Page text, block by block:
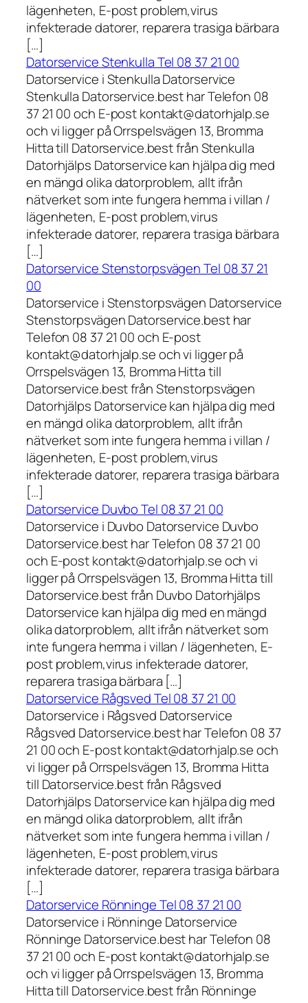
lägenheten, E-post problem,virus
infekterade datorer, reparera trasiga bärbara
[…]
Datorservice Stenkulla Tel 08 37 21 00
Datorservice i Stenkulla Datorservice
Stenkulla Datorservice.best har Telefon 08
37 21 00 och E-post kontakt@datorhjalp.se
och vi ligger på Orrspelsvägen 13, Bromma
Hitta till Datorservice.best från Stenkulla
Datorhjälps Datorservice kan hjälpa dig med
en mängd olika datorproblem, allt ifrån
nätverket som inte fungera hemma i villan /
lägenheten, E-post problem,virus
infekterade datorer, reparera trasiga bärbara
[…]
Datorservice Stenstorpsvägen Tel 08 37 21
00
Datorservice i Stenstorpsvägen Datorservice
Stenstorpsvägen Datorservice.best har
Telefon 08 37 21 00 och E-post
kontakt@datorhjalp.se och vi ligger på
Orrspelsvägen 13, Bromma Hitta till
Datorservice.best från Stenstorpsvägen
Datorhjälps Datorservice kan hjälpa dig med
en mängd olika datorproblem, allt ifrån
nätverket som inte fungera hemma i villan /
lägenheten, E-post problem,virus
infekterade datorer, reparera trasiga bärbara
[…]
Datorservice Duvbo Tel 08 37 21 00
Datorservice i Duvbo Datorservice Duvbo
Datorservice.best har Telefon 08 37 21 00
och E-post kontakt@datorhjalp.se och vi
ligger på Orrspelsvägen 13, Bromma Hitta till
Datorservice.best från Duvbo Datorhjälps
Datorservice kan hjälpa dig med en mängd
olika datorproblem, allt ifrån nätverket som
inte fungera hemma i villan / lägenheten, E-
post problem,virus infekterade datorer,
reparera trasiga bärbara […]
Datorservice Rågsved Tel 08 37 21 00
Datorservice i Rågsved Datorservice
Rågsved Datorservice.best har Telefon 08 37
21 00 och E-post kontakt@datorhjalp.se och
vi ligger på Orrspelsvägen 13, Bromma Hitta
till Datorservice.best från Rågsved
Datorhjälps Datorservice kan hjälpa dig med
en mängd olika datorproblem, allt ifrån
nätverket som inte fungera hemma i villan /
lägenheten, E-post problem,virus
infekterade datorer, reparera trasiga bärbara
[…]
Datorservice Rönninge Tel 08 37 21 00
Datorservice i Rönninge Datorservice
Rönninge Datorservice.best har Telefon 08
37 21 00 och E-post kontakt@datorhjalp.se
och vi ligger på Orrspelsvägen 13, Bromma
Hitta till Datorservice.best från Rönninge